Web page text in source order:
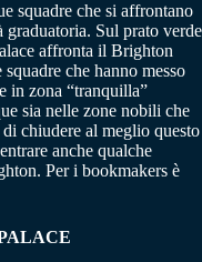
squadre che si affrontano
Sul prato verde
affronta il Brighton
che hanno messo
in zona “tranquilla”
sia nelle zone nobili che
chiudere al meglio questo
anche qualche
Per i bookmakers è